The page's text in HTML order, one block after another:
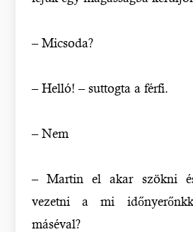
– Micsoda?
– Helló! – suttogta a férfi.
– Nem
– Martin el akar szökni
vezetni a mi
máséval?